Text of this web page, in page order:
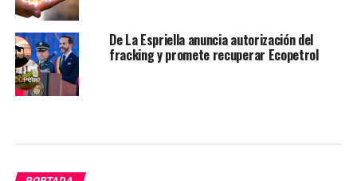
De La Espriella anuncia autorización del
fracking y promete recuperar Ecopetrol